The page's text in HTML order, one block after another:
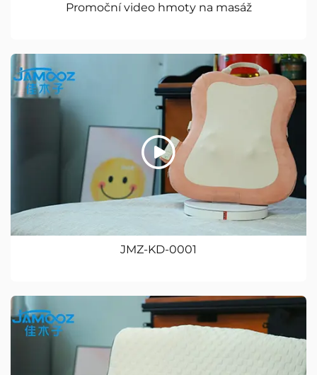
Promoční video hmoty na masáž
JMZ-KD-0001